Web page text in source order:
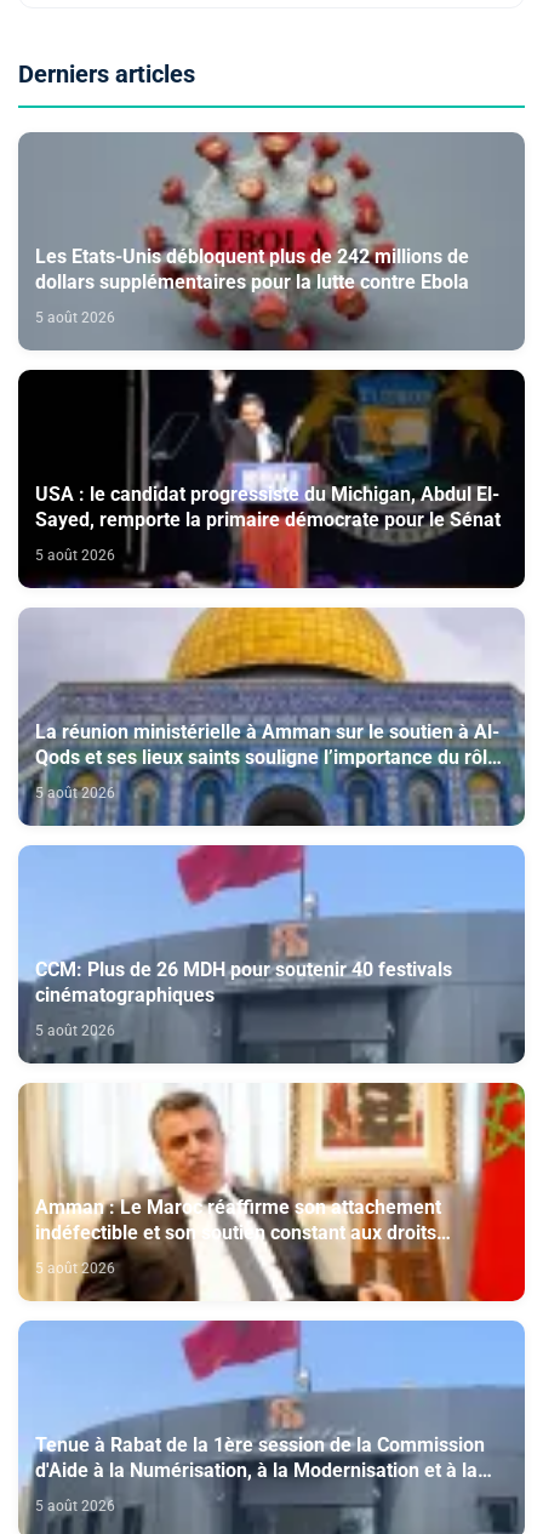
Derniers articles
Les Etats-Unis débloquent plus de 242 millions de
dollars supplémentaires pour la lutte contre Ebola
5 août 2026
USA : le candidat progressiste du Michigan, Abdul El-
Sayed, remporte la primaire démocrate pour le Sénat
5 août 2026
La réunion ministérielle à Amman sur le soutien à Al-
Qods et ses lieux saints souligne l’importance du rôle
du Comité Al Qods présidé par SM le Roi
5 août 2026
CCM: Plus de 26 MDH pour soutenir 40 festivals
cinématographiques
5 août 2026
Amman : Le Maroc réaffirme son attachement
indéfectible et son soutien constant aux droits
légitimes du peuple palestinien
5 août 2026
Tenue à Rabat de la 1ère session de la Commission
d'Aide à la Numérisation, à la Modernisation et à la
Création des Salles de Cinéma au titre de l'année
2026
5 août 2026